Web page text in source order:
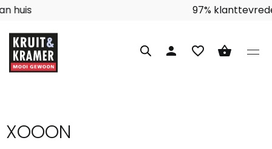
Interieuradvies aan huis
person favorite_border shopping_basket
XOOON